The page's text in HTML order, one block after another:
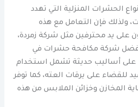
الحشرات المنزلية التي تهدد
ولذلك فإن التعامل مع هذه
على يد محترفين مثل شركة زمردة،
كأفضل شركة مكافحة حشرات في
على أساليب حديثة تشمل استخدام
للقضاء على يرقات العته، كما توفر
المخازن وخزائن الملابس من هذه